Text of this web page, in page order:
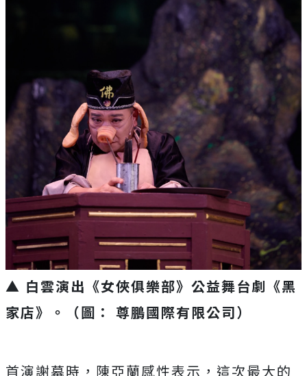
▲ 白雲演出《女俠俱樂部》公益舞台劇《黑
家店》。（圖： 尊鵬國際有限公司）
首演謝幕時，陳亞蘭感性表示，這次最大的